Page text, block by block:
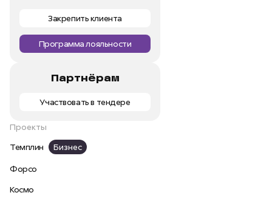
Закрепить клиента
Программа лояльности
Партнёрам
Участвовать в тендере
Проекты
Темплин
Бизнес
Форсо
Космо